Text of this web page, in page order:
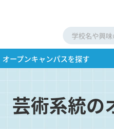
オープンキャンパスを探す
芸術系統の